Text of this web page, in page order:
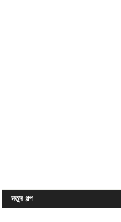
নতুন গল্প